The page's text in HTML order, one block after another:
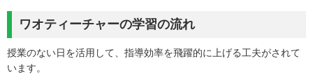
ワオティーチャーの学習の流れ
授業のない日を活用して、指導効率を飛躍的に上げる工夫がされて
います。